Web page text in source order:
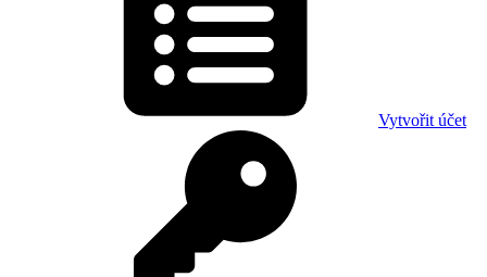
Vytvořit účet